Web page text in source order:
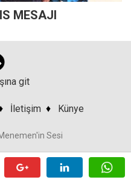
MESAJI
git
İletişim ♦ Künye
Sesi